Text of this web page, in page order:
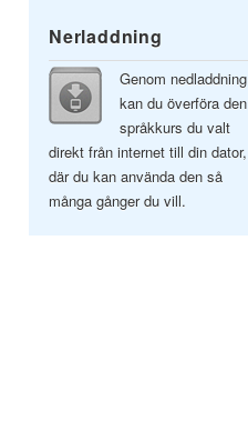
Nerladdning
Genom nedladdning
kan du överföra den
språkkurs du valt
direkt från internet till din dator,
där du kan använda den så
många gånger du vill.